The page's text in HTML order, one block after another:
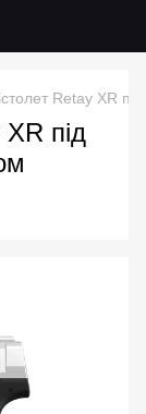
Retay XR
під